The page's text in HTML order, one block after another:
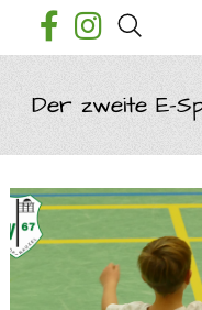
Der zweite E-